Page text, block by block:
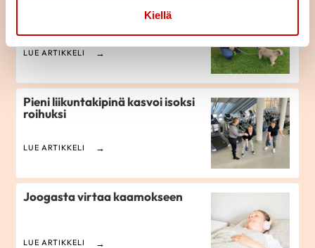
Kiellä
varmuutta liikkumiseen
LUE ARTIKKELI
Pieni liikuntakipinä kasvoi isoksi
roihuksi
LUE ARTIKKELI
Joogasta virtaa kaamokseen
LUE ARTIKKELI